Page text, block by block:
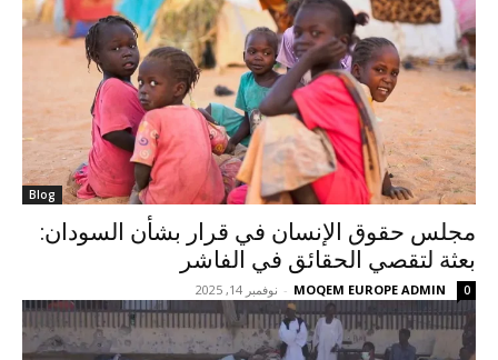
Blog
مجلس حقوق الإنسان في قرار بشأن السودان:
بعثة لتقصي الحقائق في الفاشر
MOQEM EUROPE ADMIN
- نوفمبر 14, 2025 0